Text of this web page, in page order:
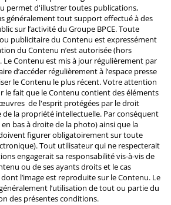
permet d'illustrer toutes publications,
généralement tout support effectué à des
sur l’activité du Groupe BPCE. Toute
publicitaire du Contenu est expressément
du Contenu n’est autorisée (hors
Contenu est mis à jour régulièrement par
d’accéder régulièrement à l’espace presse
le Contenu le plus récent. Votre attention
le fait que le Contenu contient des éléments
de l'esprit protégées par le droit
la propriété intellectuelle. Par conséquent
bas à droite de la photo) ainsi que la
figurer obligatoirement sur toute
Tout utilisateur qui ne respecterait
engagerait sa responsabilité vis-à-vis de
ou de ses ayants droits et le cas
l’image est reproduite sur le Contenu. Le
l’utilisation de tout ou partie du
des présentes conditions.